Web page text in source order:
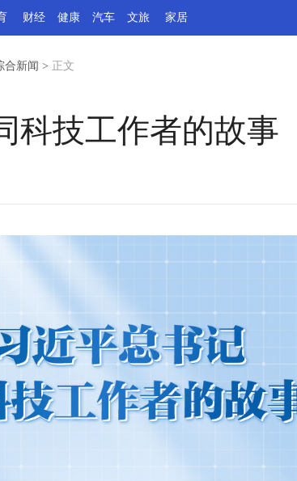
财经 健康 汽车 文旅 家居
合新闻 > 正文
科技工作者的故事